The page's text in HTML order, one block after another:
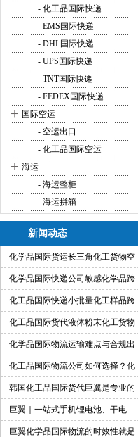
- 化工品国际快递
- EMS国际快递
- DHL国际快递
- UPS国际快递
- TNT国际快递
- FEDEX国际快递
+ 国际空运
- 空运出口
- 化工品国际空运
+ 海运
- 海运整柜
- 海运拼箱
新闻动态
化学品国际货运长三角化工货物空
运快递出口方案
化学品国际快递公司敏感化学品跨
境快递代理
化工品国际快递小批量化工样品跨
境运输渠道
化工品国际货代液体粉末化工货物
出口运输服务
化学品国际物流运输难点与合规出
货渠道详解
化工品国际物流公司如何选择？化
工货物跨境物流解决方案
韩国化工品国际货代巨翼是专业的
巨翼｜一站式手机锂电池、干电
池、纯电池国际快递出口
巨翼化学品国际物流的时效性就是